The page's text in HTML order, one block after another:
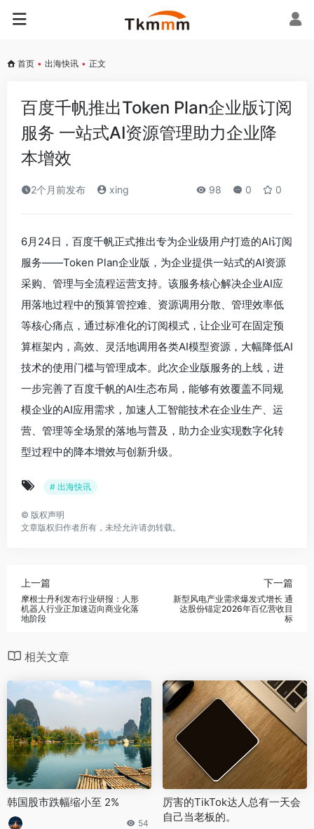
首页 • 出海快讯 • 正文
百度千帆推出Token Plan企业版订阅
服务 一站式AI资源管理助力企业降
本增效
2个月前发布 xing 98 0 0
6月24日，百度千帆正式推出专为企业级用户打造的AI订阅
服务——Token Plan企业版，为企业提供一站式的AI资源
采购、管理与全流程运营支持。该服务核心解决企业AI应
用落地过程中的预算管控难、资源调用分散、管理效率低
等核心痛点，通过标准化的订阅模式，让企业可在固定预
算框架内，高效、灵活地调用各类AI模型资源，大幅降低AI
技术的使用门槛与管理成本。此次企业版服务的上线，进
一步完善了百度千帆的AI生态布局，能够有效覆盖不同规
模企业的AI应用需求，加速人工智能技术在企业生产、运
营、管理等全场景的落地与普及，助力企业实现数字化转
型过程中的降本增效与创新升级。
# 出海快讯
© 版权声明
文章版权归作者所有，未经允许请勿转载。
上一篇
摩根士丹利发布行业研报：人形
机器人行业正加速迈向商业化落
地阶段
下一篇
新型风电产业需求爆发式增长 通
达股份锚定2026年百亿营收目
标
相关文章
韩国股市跌幅缩小至 2%
54
厉害的TikTok达人总有一天会
自己当老板的。